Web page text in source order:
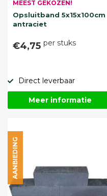
MEEST GEKOZEN!
Opsluitband 5x15x100cm
antraciet
€4,75 per stuks
Direct leverbaar
Meer informatie
AANBIEDING